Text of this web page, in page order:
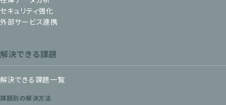
セキュリティ強化
外部サービス連携
解決できる課題
解決できる課題一覧
課題別の解決方法